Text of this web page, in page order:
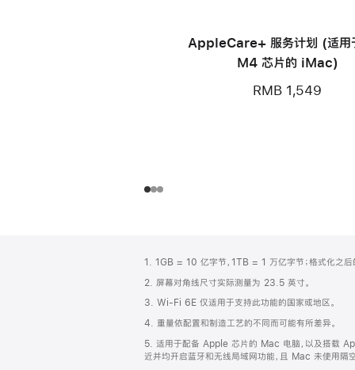
AppleCare+ 服务计划 (适用
M4 芯片的 iMac)
RMB 1,549
页
脚
注
1. 1GB = 10 亿字节，1TB = 1 万亿字节；格式化之后
2. 屏幕对角线尺寸实际测量为 23.5 英寸。
3. Wi-Fi 6E 仅适用于支持此功能的国家或地区。
4. 重量依配置和制造工艺的不同而可能有所差异。
5. 适用于配备 Apple 芯片的 Mac 电脑，以及搭载
近并均开启蓝牙和无线局域网功能，且 Mac 未使用